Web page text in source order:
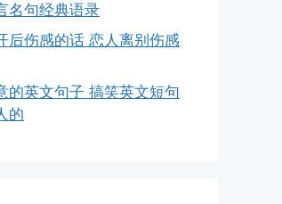
名句经典语录
后伤感的话 恋人离别伤感
的英文句子 搞笑英文短句
的